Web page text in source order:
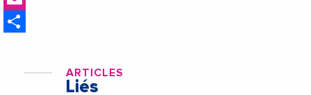
ARTICLES
Liés